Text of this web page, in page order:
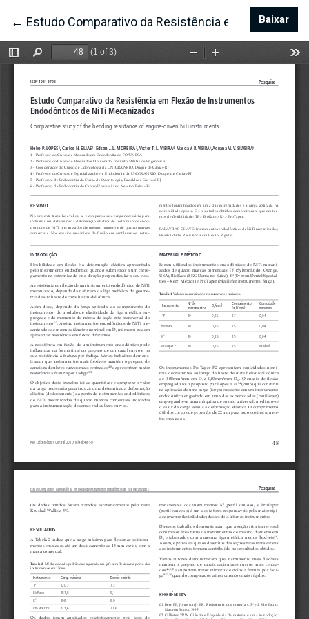
← Voltar aos Detalhes do Artigo
Estudo Comparativo da Resistência em Flexão
Baixar